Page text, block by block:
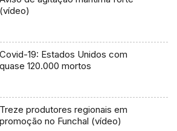
(vídeo)
Covid-19: Estados Unidos com
quase 120.000 mortos
Treze produtores regionais em
promoção no Funchal (vídeo)